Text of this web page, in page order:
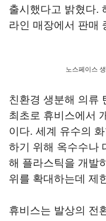
출시했다고 밝혔다.
라인 매장에서 판매
노스페이스
친환경 생분해 의류
최초로 휴비스에서
이다. 세계 유수의
하기 위해 옥수수나
해 플라스틱을 개발
위를 확대하는데 제
휴비스는 발상의 전